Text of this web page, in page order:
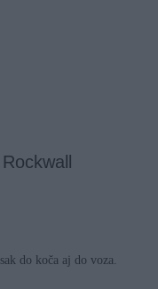
do koča aj do voza.